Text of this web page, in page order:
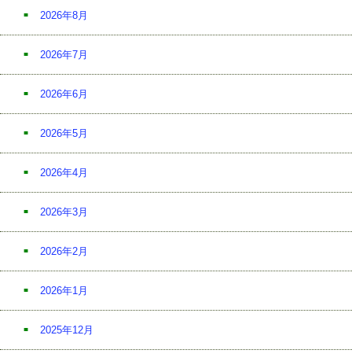
2026年8月
2026年7月
2026年6月
2026年5月
2026年4月
2026年3月
2026年2月
2026年1月
2025年12月